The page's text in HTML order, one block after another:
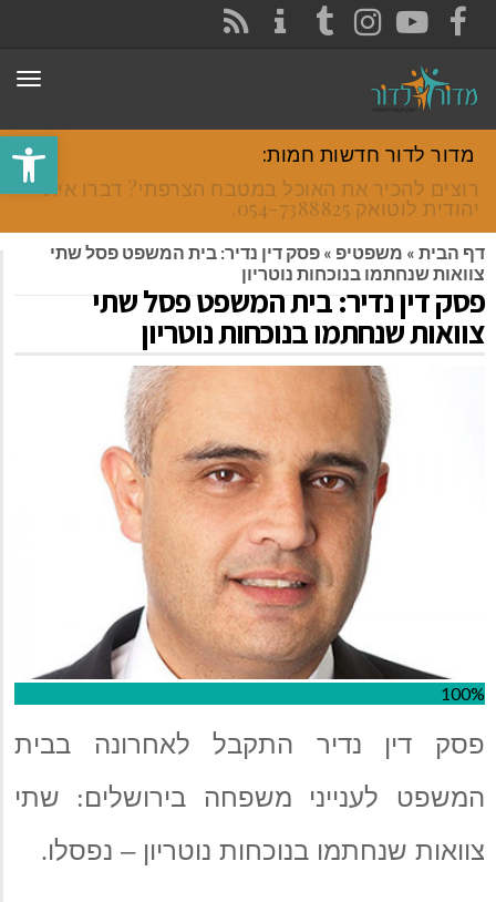
פתח
FACEBOOK
YOUTUBE
INSTAGRAM
TUMBLR
מדור לדור חדשות חמות:
רוצים להכיר את האוכל במטבח הצרפתי? דברו איתי
יהודית לוטואק 054-7388825.
דף הבית » משפטיפ » פסק דין נדיר: בית המשפט פסל שתי
צוואות שנחתמו בנוכחות נוטריון
פסק דין נדיר: בית המשפט פסל שתי
צוואות שנחתמו בנוכחות נוטריון
100%
פסק דין נדיר התקבל לאחרונה בבית
המשפט לענייני משפחה בירושלים: שתי
צוואות שנחתמו בנוכחות נוטריון – נפסלו.